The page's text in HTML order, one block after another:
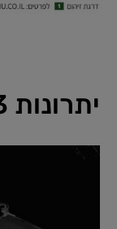
יתרונות XQi3